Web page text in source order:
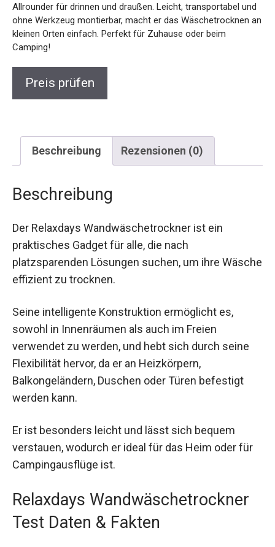
Allrounder für drinnen und draußen. Leicht, transportabel und
ohne Werkzeug montierbar, macht er das Wäschetrocknen an
kleinen Orten einfach. Perfekt für Zuhause oder beim
Camping!
Preis prüfen
Beschreibung Rezensionen (0)
Beschreibung
Der Relaxdays Wandwäschetrockner ist ein
praktisches Gadget für alle, die nach
platzsparenden Lösungen suchen, um ihre Wäsche
effizient zu trocknen.
Seine intelligente Konstruktion ermöglicht es,
sowohl in Innenräumen als auch im Freien
verwendet zu werden, und hebt sich durch seine
Flexibilität hervor, da er an Heizkörpern,
Balkongeländern, Duschen oder Türen befestigt
werden kann.
Er ist besonders leicht und lässt sich bequem
verstauen, wodurch er ideal für das Heim oder für
Campingausflüge ist.
Relaxdays Wandwäschetrockner
Test Daten & Fakten